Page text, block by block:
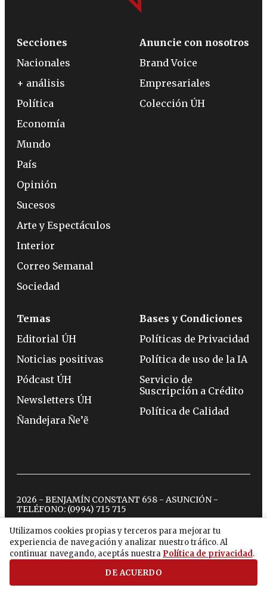
Utilizamos cookies propias y terceros para mejorar tu
experiencia de navegación y analizar nuestro tráfico. Al
continuar navegando, aceptás nuestra Política de privacidad.
DE ACUERDO
Secciones
Nacionales
+ análisis
Política
Economía
Mundo
País
Opinión
Sucesos
Arte y Espectáculos
Interior
Correo Semanal
Sociedad
Anuncie con nosotros
Brand Voice
Empresariales
Colección ÚH
Temas
Editorial ÚH
Noticias positivas
Pódcast ÚH
Newsletters ÚH
Ñandejara Ñe’ẽ
Bases y Condiciones
Políticas de Privacidad
Política de uso de la IA
Servicio de
Suscripción a Crédito
Política de Calidad
2026 - BENJAMÍN CONSTANT 658 - ASUNCIÓN -
TELÉFONO: (0994) 715 715
twitterinstagram
facebook
tiktokyoutubespotify